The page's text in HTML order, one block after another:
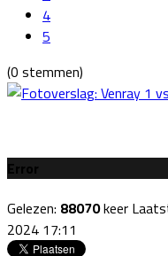
4
5
(0 stemmen)
Error
Gelezen: 88070keer
2024 17:11